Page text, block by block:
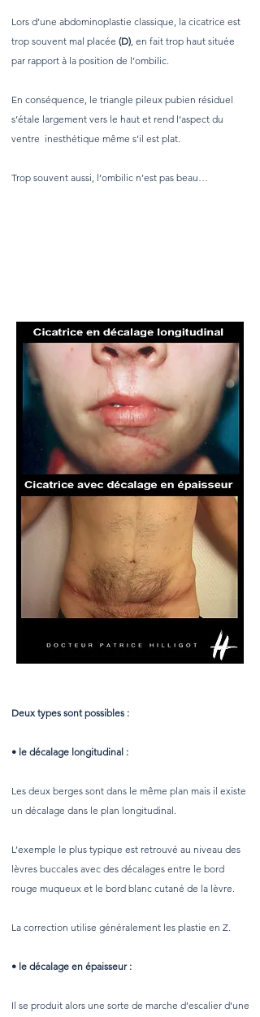
Lors d’une abdominoplastie classique, la cicatrice est
trop souvent mal placée (D), en fait trop haut située
par rapport à la position de l’ombilic.
En conséquence, le triangle pileux pubien résiduel
s’étale largement vers le haut et rend l’aspect du
ventre inesthétique même s’il est plat.
Trop souvent aussi, l’ombilic n’est pas beau…
Deux types sont possibles :
• le décalage longitudinal :
Les deux berges sont dans le même plan mais il existe
un décalage dans le plan longitudinal.
L’exemple le plus typique est retrouvé au niveau des
lèvres buccales avec des décalages entre le bord
rouge muqueux et le bord blanc cutané de la lèvre.
La correction utilise généralement les plastie en Z.
• le décalage en épaisseur :
Il se produit alors une sorte de marche d’escalier d’une